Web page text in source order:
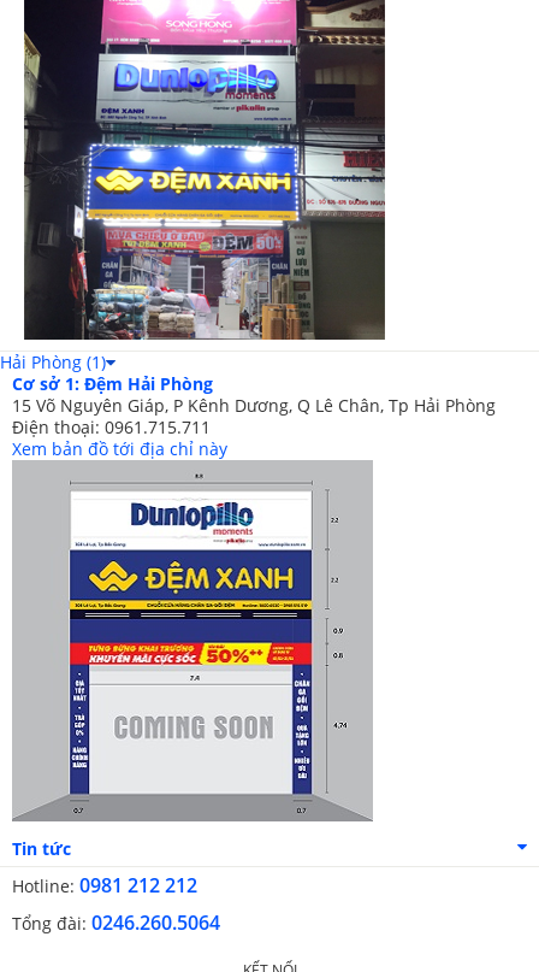
Hải Phòng (1)
Cơ sở 1: Đệm Hải Phòng
15 Võ Nguyên Giáp, P Kênh Dương, Q Lê Chân, Tp Hải Phòng
Điện thoại: 0961.715.711
Xem bản đồ tới địa chỉ này
Tin tức
Hotline: 0981 212 212
Tổng đài: 0246.260.5064